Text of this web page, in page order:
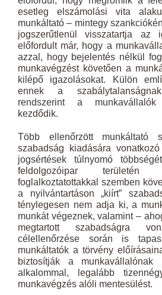
esetleg elszámolási vita
munkáltató – mintegy
jogszerűtlenül visszatartja az
előfordult már, hogy a
azzal, hogy bejelentés nélkül
munkavégzést követően a
kilépő igazolásokat. Külön
ennek a
rendszerint a
kezdődik.
Több ellenőrzött
szabadság kiadására
jogsértések túlnyomó
feldolgozóipar területén
foglalkoztatottakkal szemben
a nyilvántartáson „kiírt”
ténylegesen nem adja ki, a
munkát végeznek, valamint –
megtartott szabadságra
célellenőrzése során is
munkáltatók a törvény
biztosítják a
alkalommal, legalább
munkavégzés alóli mentesülést.